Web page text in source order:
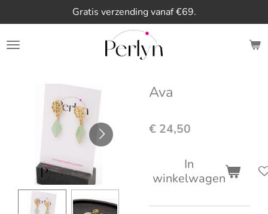
direct
naar
Gratis verzending vanaf €69.
Ava
€ 24,50
In
winkelwagen